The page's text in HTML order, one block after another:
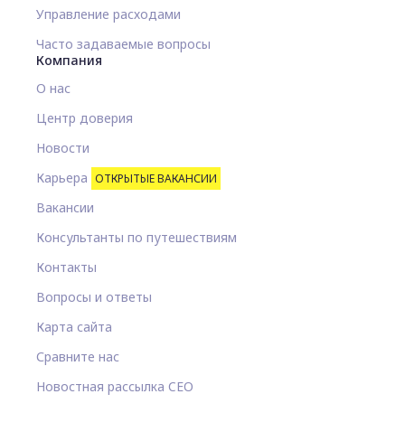
Управление расходами
Часто задаваемые вопросы
Компания
О нас
Центр доверия
Новости
Карьера ОТКРЫТЫЕ ВАКАНСИИ
Вакансии
Консультанты по путешествиям
Контакты
Вопросы и ответы
Карта сайта
Сравните нас
Новостная рассылка CEO